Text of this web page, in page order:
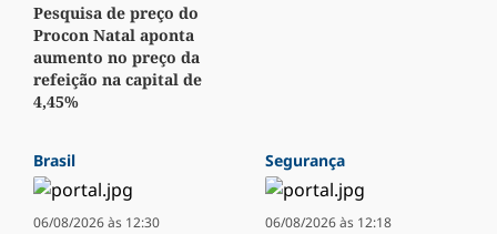
Pesquisa de preço do
Procon Natal aponta
aumento no preço da
refeição na capital de
4,45%
Brasil
06/08/2026 às 12:30
Segurança
06/08/2026 às 12:18